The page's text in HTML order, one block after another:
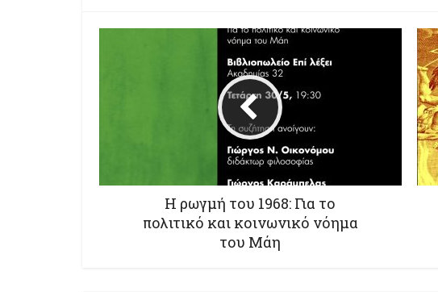
Η ρωγμή του 1968: Για το
πολιτικό και κοινωνικό νόημα
του Μάη